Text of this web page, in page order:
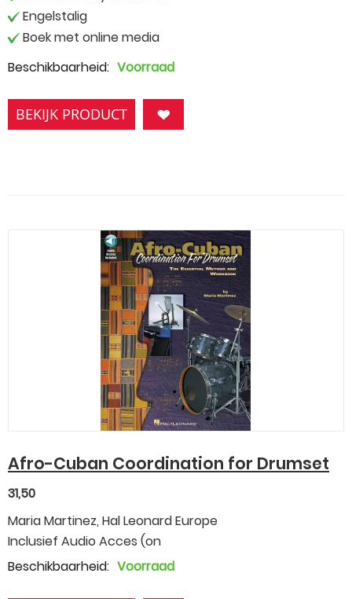
Engelstalig
Boek met online media
Beschikbaarheid: Voorraad
BEKIJK PRODUCT
Afro-Cuban Coordination for Drumset
31,50
Maria Martinez, Hal Leonard Europe
Inclusief Audio Acces (on
Beschikbaarheid: Voorraad